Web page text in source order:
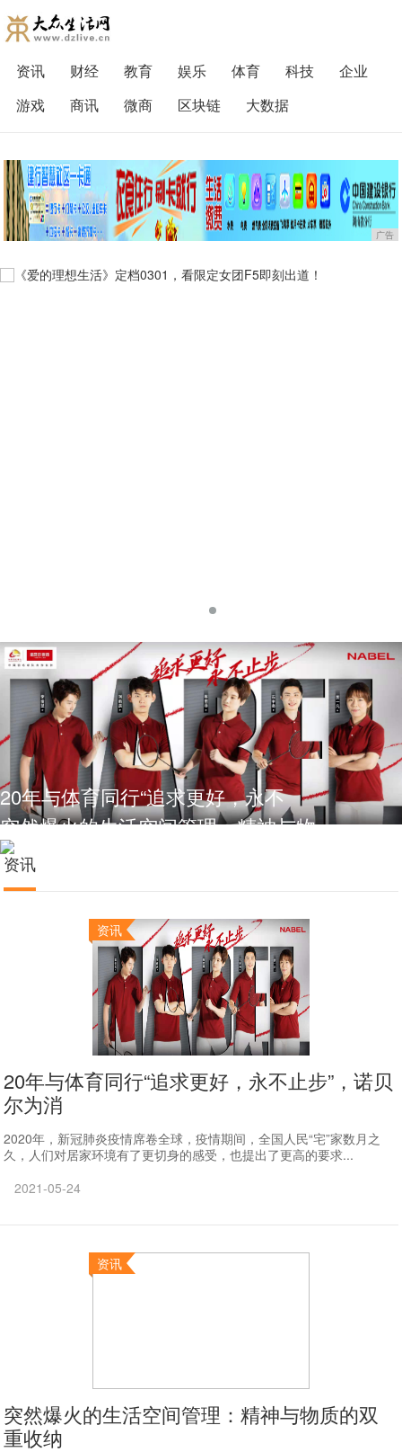
资讯 财经 教育 娱乐 体育 科技
企业
游戏
商讯 微商 区块链 大数据
广告
20年与体育同行“追求更好，永不
突然爆火的生活空间管理：精神与物
资讯
资讯
20年与体育同行“追求更好，永不止步”，诺贝
尔为消
2020年，新冠肺炎疫情席卷全球，疫情期间，全国人民“宅”家数月之
久，人们对居家环境有了更切身的感受，也提出了更高的要求...
2021-05-24
资讯
突然爆火的生活空间管理：精神与物质的双
重收纳